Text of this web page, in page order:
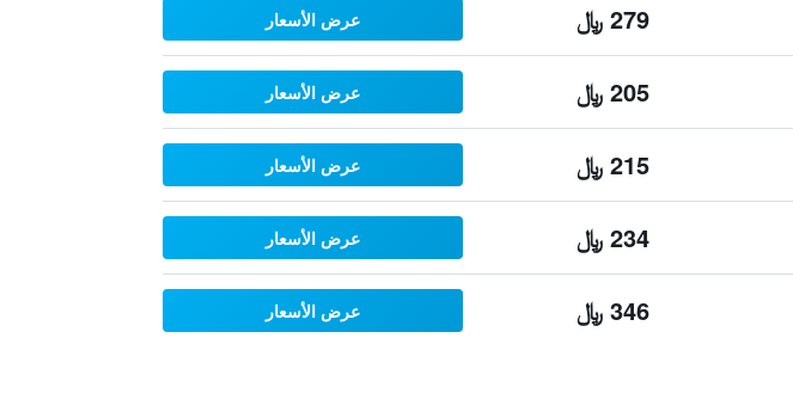
279 ﷼ عرض الأسعار
205 ﷼ عرض الأسعار
215 ﷼ عرض الأسعار
234 ﷼ عرض الأسعار
346 ﷼ عرض الأسعار